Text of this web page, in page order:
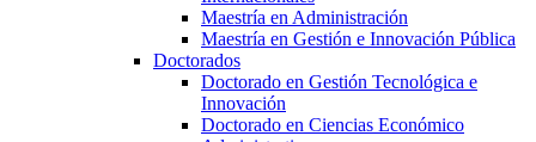
Maestría en Administración
Maestría en Gestión e Innovación Pública
Doctorados
Doctorado en Gestión Tecnológica e
Innovación
Doctorado en Ciencias Económico